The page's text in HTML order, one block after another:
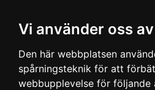
Vi använder oss
Den här webbplatsen
spårningsteknik för att
webbupplevelse för följande